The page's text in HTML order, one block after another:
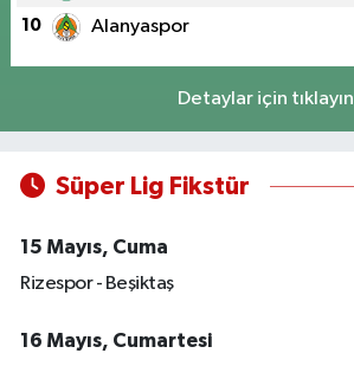
10 Alanyaspor
Detaylar için tıklayın
Süper Lig Fikstür
15 Mayıs, Cuma
Rizespor - Beşiktaş
16 Mayıs, Cumartesi